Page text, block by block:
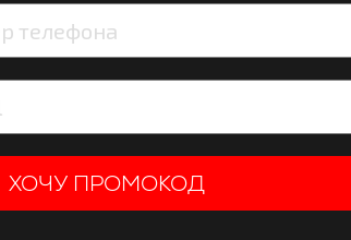
8 290
ХОЧУ ПРОМОКОД